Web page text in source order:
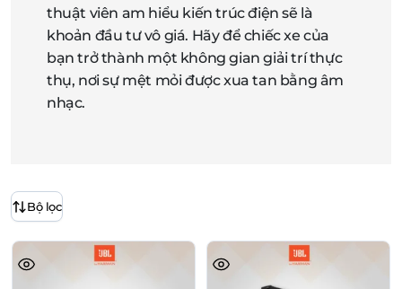
thuật viên am hiểu kiến trúc điện sẽ là
khoản đầu tư vô giá. Hãy để chiếc xe của
bạn trở thành một không gian giải trí thực
thụ, nơi sự mệt mỏi được xua tan bằng âm
nhạc.
Bộ lọc